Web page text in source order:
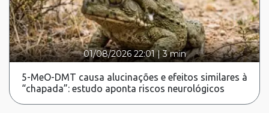
01/08/2026 22:01|3 min
5-MeO-DMT causa alucinações e efeitos similares à
“chapada”: estudo aponta riscos neurológicos